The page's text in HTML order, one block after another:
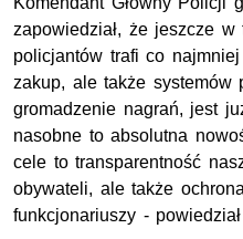
zapowiedział, że jeszcze
policjantów trafi co
zakup, ale także systemów
gromadzenie nagrań, jest
nasobne to absolutna
cele to transparentność
obywateli, ale także
funkcjonariuszy -